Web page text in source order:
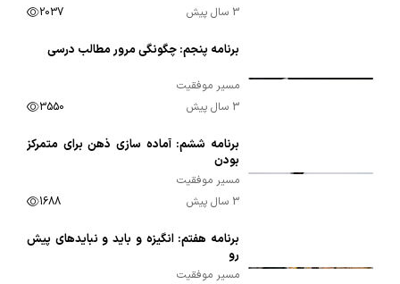
3 سال پیش
2037
برنامه پنجم: چگونگی مرور مطالب درسی
مسیر موفقیت
3 سال پیش
3550
برنامه ششم: آماده سازی ذهن برای متمرکز
بودن
مسیر موفقیت
3 سال پیش
1688
برنامه هفتم: انگیزه و باید و نبایدهای پیش
رو
مسیر موفقیت